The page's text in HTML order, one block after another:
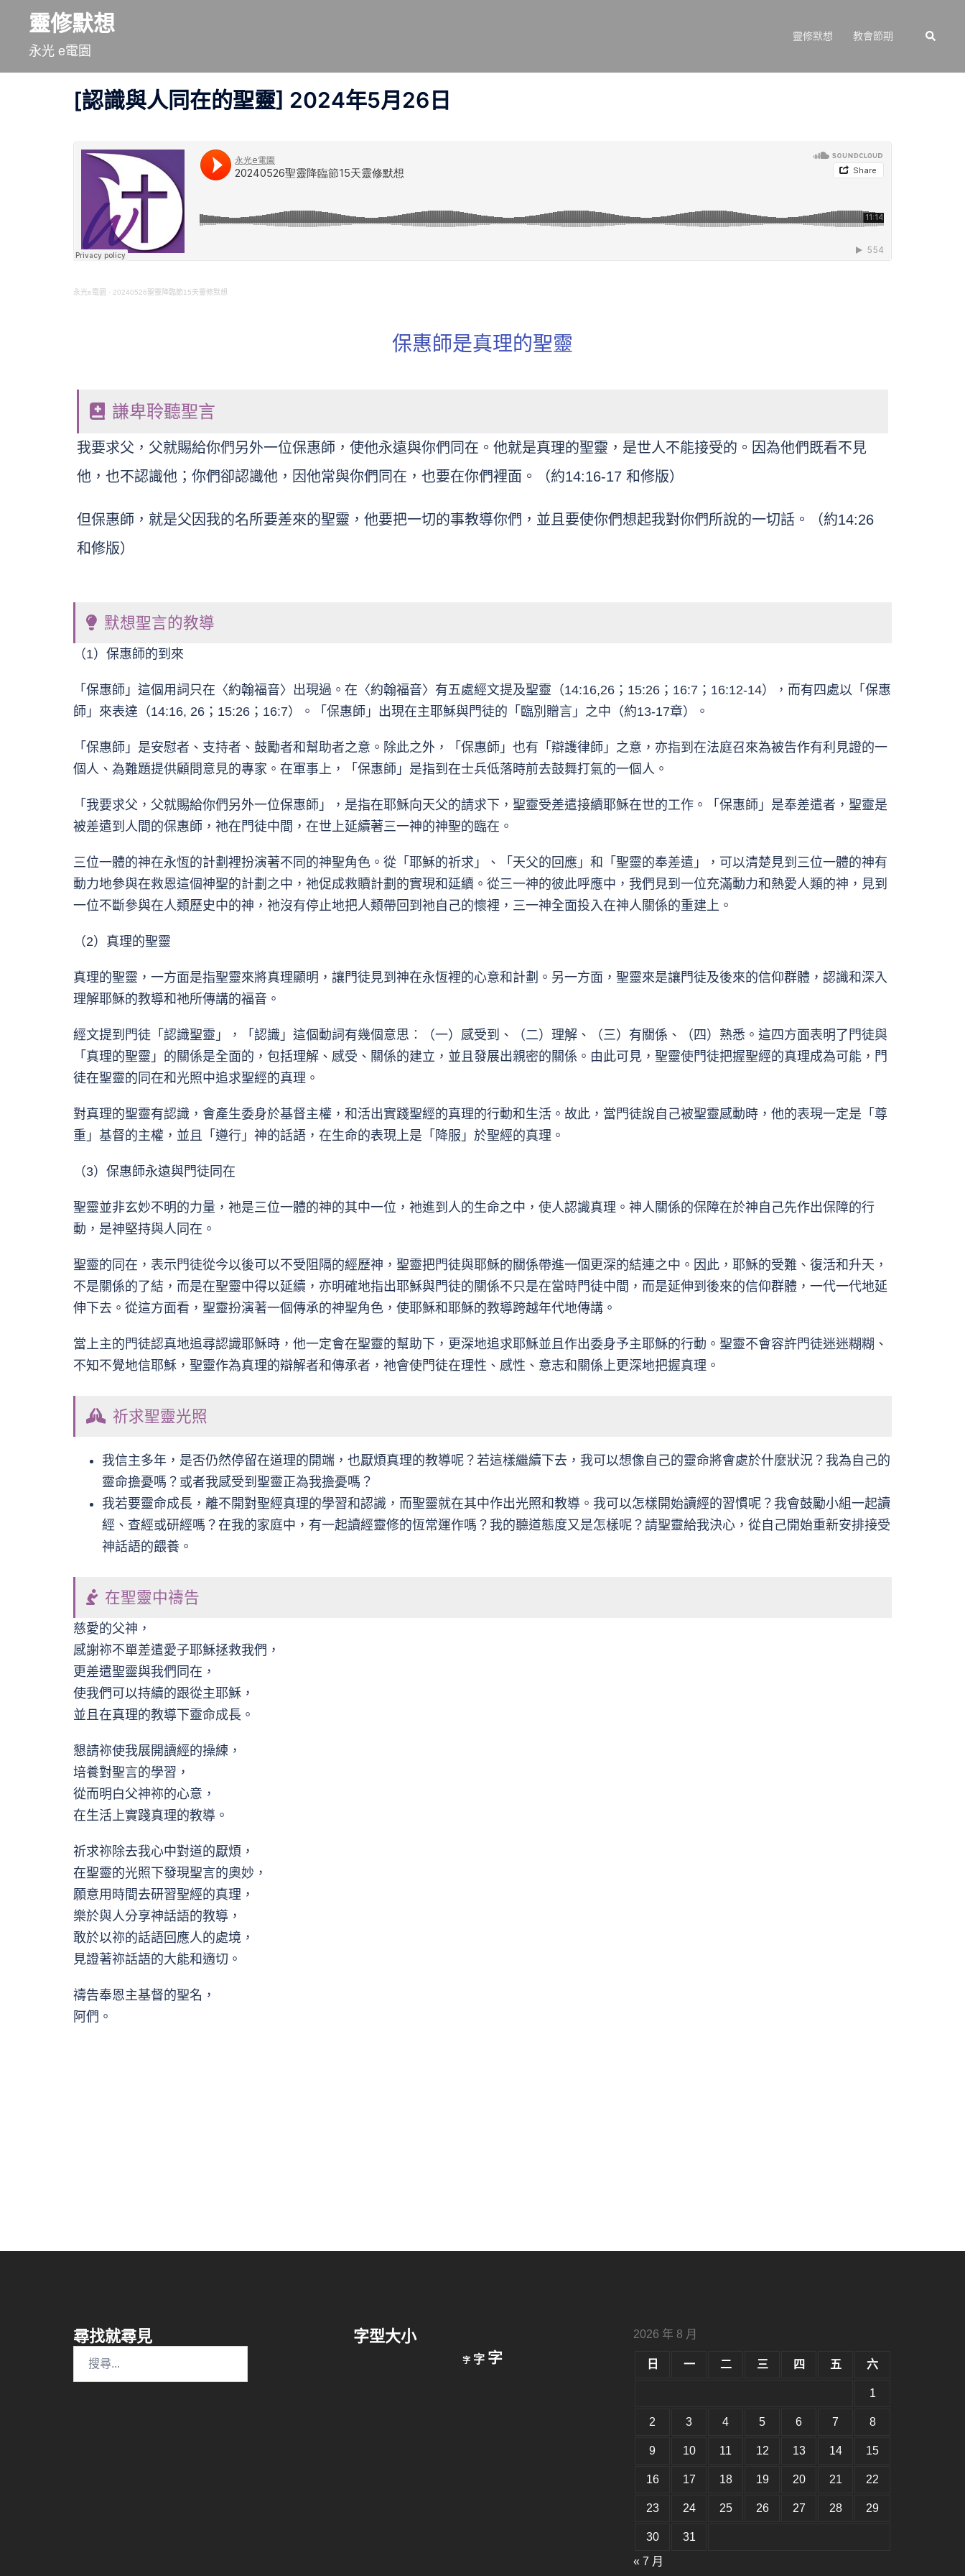
要
靈修默想
永光 e電園
靈修默想 教會節期 Search
[認識與人同在的聖靈] 2024年5月26日
永光e電園 · 20240526聖靈降臨節15天靈修默想
保惠師是真理的聖靈
謙卑聆聽聖言
我要求父，父就賜給你們另外一位保惠師，使他永遠與你們同在。他就是真理的聖靈，是世人不能接受的。因為他們既看不見
他，也不認識他；你們卻認識他，因他常與你們同在，也要在你們裡面。（約14:16-17 和修版）
但保惠師，就是父因我的名所要差來的聖靈，他要把一切的事教導你們，並且要使你們想起我對你們所說的一切話。（約14:26
和修版）
默想聖言的教導
（1）保惠師的到來
「保惠師」這個用詞只在〈約翰福音〉出現過。在〈約翰福音〉有五處經文提及聖靈（14:16,26；15:26；16:7；16:12-14），而有四處以「保惠
師」來表達（14:16, 26；15:26；16:7）。「保惠師」出現在主耶穌與門徒的「臨別贈言」之中（約13-17章）。
「保惠師」是安慰者、支持者、鼓勵者和幫助者之意。除此之外，「保惠師」也有「辯護律師」之意，亦指到在法庭召來為被告作有利見證的一
個人、為難題提供顧問意見的專家。在軍事上，「保惠師」是指到在士兵低落時前去鼓舞打氣的一個人。
「我要求父，父就賜給你們另外一位保惠師」，是指在耶穌向天父的請求下，聖靈受差遣接續耶穌在世的工作。「保惠師」是奉差遣者，聖靈是
被差遣到人間的保惠師，祂在門徒中間，在世上延續著三一神的神聖的臨在。
三位一體的神在永恆的計劃裡扮演著不同的神聖角色。從「耶穌的祈求」、「天父的回應」和「聖靈的奉差遣」，可以清楚見到三位一體的神有
動力地參與在救恩這個神聖的計劃之中，祂促成救贖計劃的實現和延續。從三一神的彼此呼應中，我們見到一位充滿動力和熱愛人類的神，見到
一位不斷參與在人類歷史中的神，祂沒有停止地把人類帶回到祂自己的懷裡，三一神全面投入在神人關係的重建上。
（2）真理的聖靈
真理的聖靈，一方面是指聖靈來將真理顯明，讓門徒見到神在永恆裡的心意和計劃。另一方面，聖靈來是讓門徒及後來的信仰群體，認識和深入
理解耶穌的教導和祂所傳講的福音。
經文提到門徒「認識聖靈」，「認識」這個動詞有幾個意思︰（一）感受到、（二）理解、（三）有關係、（四）熟悉。這四方面表明了門徒與
「真理的聖靈」的關係是全面的，包括理解、感受、關係的建立，並且發展出親密的關係。由此可見，聖靈使門徒把握聖經的真理成為可能，門
徒在聖靈的同在和光照中追求聖經的真理。
對真理的聖靈有認識，會產生委身於基督主權，和活出實踐聖經的真理的行動和生活。故此，當門徒說自己被聖靈感動時，他的表現一定是「尊
重」基督的主權，並且「遵行」神的話語，在生命的表現上是「降服」於聖經的真理。
（3）保惠師永遠與門徒同在
聖靈並非玄妙不明的力量，祂是三位一體的神的其中一位，祂進到人的生命之中，使人認識真理。神人關係的保障在於神自己先作出保障的行
動，是神堅持與人同在。
聖靈的同在，表示門徒從今以後可以不受阻隔的經歷神，聖靈把門徒與耶穌的關係帶進一個更深的結連之中。因此，耶穌的受難、復活和升天，
不是關係的了結，而是在聖靈中得以延續，亦明確地指出耶穌與門徒的關係不只是在當時門徒中間，而是延伸到後來的信仰群體，一代一代地延
伸下去。從這方面看，聖靈扮演著一個傳承的神聖角色，使耶穌和耶穌的教導跨越年代地傳講。
當上主的門徒認真地追尋認識耶穌時，他一定會在聖靈的幫助下，更深地追求耶穌並且作出委身予主耶穌的行動。聖靈不會容許門徒迷迷糊糊、
不知不覺地信耶穌，聖靈作為真理的辯解者和傳承者，祂會使門徒在理性、感性、意志和關係上更深地把握真理。
祈求聖靈光照
我信主多年，是否仍然停留在道理的開端，也厭煩真理的教導呢？若這樣繼續下去，我可以想像自己的靈命將會處於什麼狀況？我為自己的
靈命擔憂嗎？或者我感受到聖靈正為我擔憂嗎？
我若要靈命成長，離不開對聖經真理的學習和認識，而聖靈就在其中作出光照和教導。我可以怎樣開始讀經的習慣呢？我會鼓勵小組一起讀
經、查經或研經嗎？在我的家庭中，有一起讀經靈修的恆常運作嗎？我的聽道態度又是怎樣呢？請聖靈給我決心，從自己開始重新安排接受
神話語的餵養。
在聖靈中禱告
慈愛的父神，
感謝祢不單差遣愛子耶穌拯救我們，
更差遣聖靈與我們同在，
使我們可以持續的跟從主耶穌，
並且在真理的教導下靈命成長。
懇請祢使我展開讀經的操練，
培養對聖言的學習，
從而明白父神祢的心意，
在生活上實踐真理的教導。
祈求祢除去我心中對道的厭煩，
在聖靈的光照下發現聖言的奧妙，
願意用時間去研習聖經的真理，
樂於與人分享神話語的教導，
敢於以祢的話語回應人的處境，
見證著祢話語的大能和適切。
禱告奉恩主基督的聖名，
阿們。
尋找就尋見 字型大小
字 小
字重字放
2026 年 8 月
日 一 二 三 四 五 六
1
2 3 4 5 6 7 8
9 10 11 12 13 14 15
16 17 18 19 20 21 22
23 24 25 26 27 28 29
30
31
« 7 月